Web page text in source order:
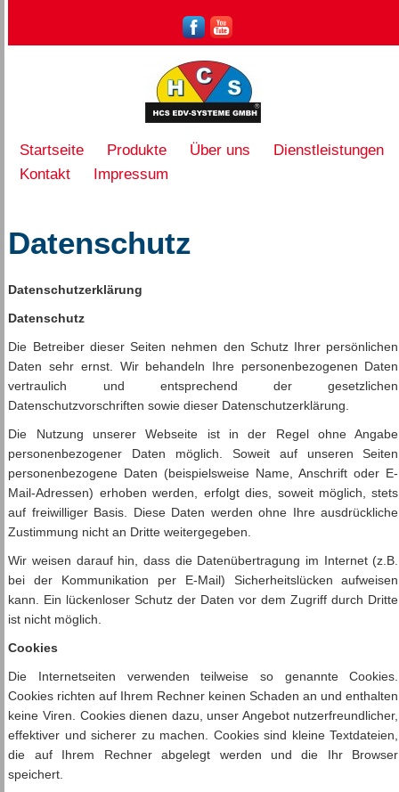
Startseite Produkte Über uns
Dienstleistungen
Kontakt
Impressum
Datenschutz
Datenschutzerklärung
Datenschutz
Die Betreiber dieser Seiten nehmen den Schutz Ihrer persönlichen
Daten sehr ernst. Wir behandeln Ihre personenbezogenen Daten
vertraulich und entsprechend der gesetzlichen
Datenschutzvorschriften sowie dieser Datenschutzerklärung.
Die Nutzung unserer Webseite ist in der Regel ohne Angabe
personenbezogener Daten möglich. Soweit auf unseren Seiten
personenbezogene Daten (beispielsweise Name, Anschrift oder E-
Mail-Adressen) erhoben werden, erfolgt dies, soweit möglich, stets
auf freiwilliger Basis. Diese Daten werden ohne Ihre ausdrückliche
Zustimmung nicht an Dritte weitergegeben.
Wir weisen darauf hin, dass die Datenübertragung im Internet (z.B.
bei der Kommunikation per E-Mail) Sicherheitslücken aufweisen
kann. Ein lückenloser Schutz der Daten vor dem Zugriff durch Dritte
ist nicht möglich.
Cookies
Die Internetseiten verwenden teilweise so genannte Cookies.
Cookies richten auf Ihrem Rechner keinen Schaden an und enthalten
keine Viren. Cookies dienen dazu, unser Angebot nutzerfreundlicher,
effektiver und sicherer zu machen. Cookies sind kleine Textdateien,
die auf Ihrem Rechner abgelegt werden und die Ihr Browser
speichert.